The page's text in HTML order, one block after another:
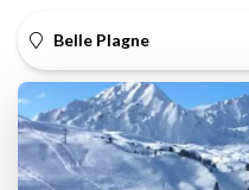
Belle Plagne